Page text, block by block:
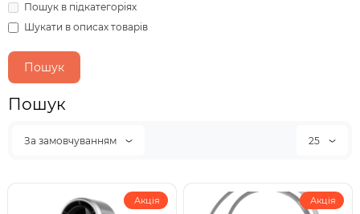
Пошук в підкатегоріях
Шукати в описах товарів
Пошук
За замовчуванням 25
Акція Акція